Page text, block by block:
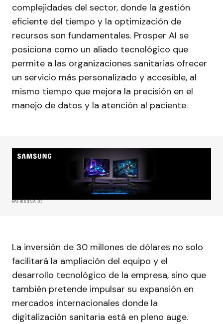
complejidades del sector, donde la gestión
eficiente del tiempo y la optimización de
recursos son fundamentales. Prosper AI se
posiciona como un aliado tecnológico que
permite a las organizaciones sanitarias ofrecer
un servicio más personalizado y accesible, al
mismo tiempo que mejora la precisión en el
manejo de datos y la atención al paciente.
PATROCINADO
La inversión de 30 millones de dólares no solo
facilitará la ampliación del equipo y el
desarrollo tecnológico de la empresa, sino que
también pretende impulsar su expansión en
mercados internacionales donde la
digitalización sanitaria está en pleno auge.